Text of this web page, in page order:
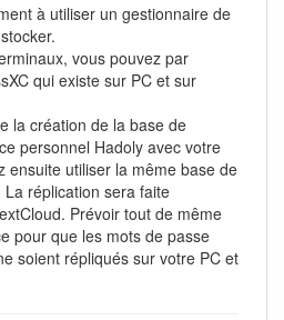
à utiliser un gestionnaire de
vous pouvez par
qui existe sur PC et sur
la création de la base de
personnel Hadoly avec votre
ensuite utiliser la même base de
réplication sera faite
Prévoir tout de même
pour que les mots de passe
soient répliqués sur votre PC et